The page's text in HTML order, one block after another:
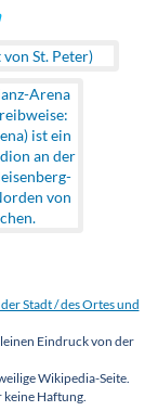
Stadt / des Ortes und
Eindruck von der
Wikipedia-Seite.
Haftung.